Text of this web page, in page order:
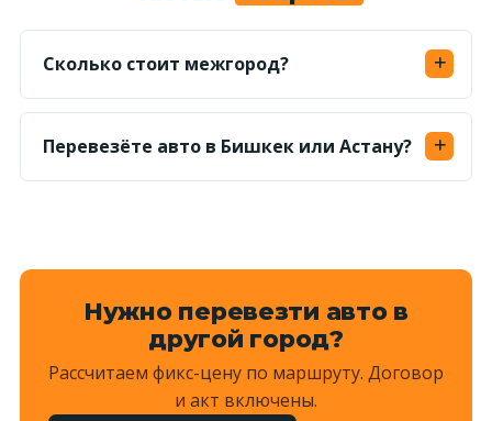
Сколько стоит межгород?
От 450 ₸/км, считаем в обе стороны. По
популярным направлениям называем
Перевезёте авто в Бишкек или Астану?
Нужно перевезти авто в
другой город?
Рассчитаем фикс-цену по маршруту. Договор
и акт включены.